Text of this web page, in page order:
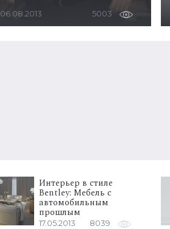
06.08.2013 5003
Интерьер в стиле
Bentley: Мебель с
автомобильным
прошлым
17.05.2013 8039